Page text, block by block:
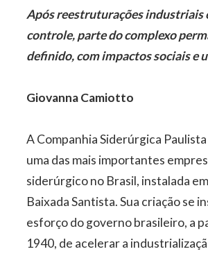
Após reestruturações industriais
controle, parte do complexo
definido, com impactos sociais e
Giovanna Camiotto
A Companhia Siderúrgica
uma das mais importantes
siderúrgico no Brasil, instalada
Baixada Santista. Sua criação se
esforço do governo brasileiro, a
1940, de acelerar a